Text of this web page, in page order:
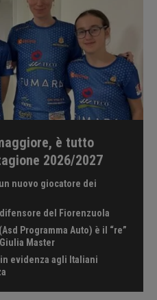
è tutto
2026/2027
nuovo giocatore dei
del Fiorenzuola
Programma Auto) è il “re”
Master
evidenza agli Italiani